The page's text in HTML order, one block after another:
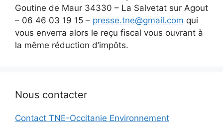
Goutine de Maur 34330 – La Salvetat sur Agout
– 06 46 03 19 15 – presse.tne@gmail.com qui
vous enverra alors le reçu fiscal vous ouvrant à
la même réduction d’impôts.
Nous contacter
Contact TNE-Occitanie Environnement